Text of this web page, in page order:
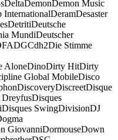
DeltaDemonDemon Music
InternationalDeramDesaster
DetritiDeutsche
MundiDeutscher
DGCdh2Die Stimme
AloneDinoDirty HitDirty
Global MobileDisco
DiscoveryDiscreetDisque
DreyfusDisques
Disques SwingDivisionDJ
GiovanniDormouseDown